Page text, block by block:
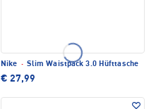
Nike · Slim Waistpack 3.0 Hüfttasche
€ 27,99